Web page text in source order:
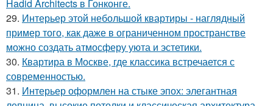
Hadid Architects в Гонконге.
29. Интерьер этой небольшой квартиры - наглядный
пример того, как даже в ограниченном пространстве
можно создать атмосферу уюта и эстетики.
30. Квартира в Москве, где классика встречается с
современностью.
31. Интерьер оформлен на стыке эпох: элегантная